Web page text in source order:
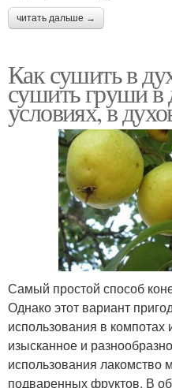
читать дальше →
Как сушить в
сушить груши
условиях, в
Самый простой способ
Однако этот вариант
использования в
изысканное и
использования лакомство
подваренных фруктов. В